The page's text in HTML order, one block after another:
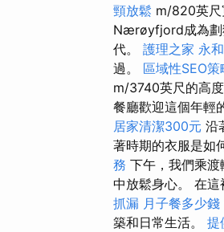
頸放鬆 m/820英尺
Nærøyfjord成為劃
代。 護理之家 永和
過。 區域性SEO
m/3740英尺的高
餐廳歡迎這個年輕
居家清潔300元 沿
著時期的衣服是如
務 下午，我們乘
中放鬆身心。 在這
抓漏 月子餐多少錢
築和日常生活。 提